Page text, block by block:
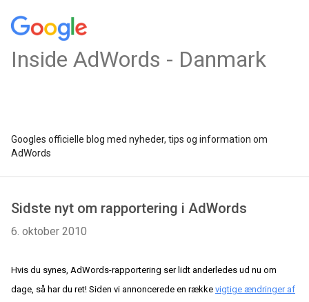
Inside AdWords - Danmark
Googles officielle blog med nyheder, tips og information om
AdWords
Sidste nyt om rapportering i AdWords
6. oktober 2010
Hvis du synes, AdWords-rapportering ser lidt anderledes ud nu om
dage, så har du ret! Siden vi annoncerede en række vigtige ændringer af